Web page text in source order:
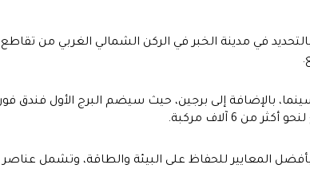
في مدينة الخبر في الركن الشمالي الغربي من
الخبر 8 مناطق تسوق، ومساحات خاصة للترفيه و 10 صالات سينما، بالإضافة إلى برجين، حيث سيضم
6 آلاف مركبة.
المعايير للحفاظ على البيئة والطاقة، وتشمل عناصر